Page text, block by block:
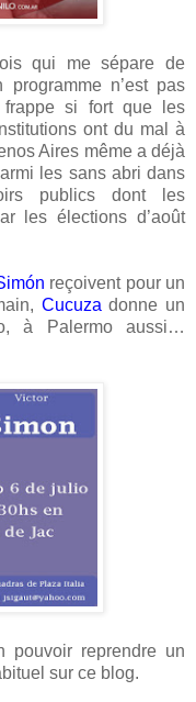
qui me sépare de
programme n’est pas
frappe si fort que les
ont du mal à
Aires même a déjà
les sans abri dans
publics dont les
les élections d’août
reçoivent pour un
Cucuza donne un
à Palermo aussi…
pouvoir reprendre un
sur ce blog.